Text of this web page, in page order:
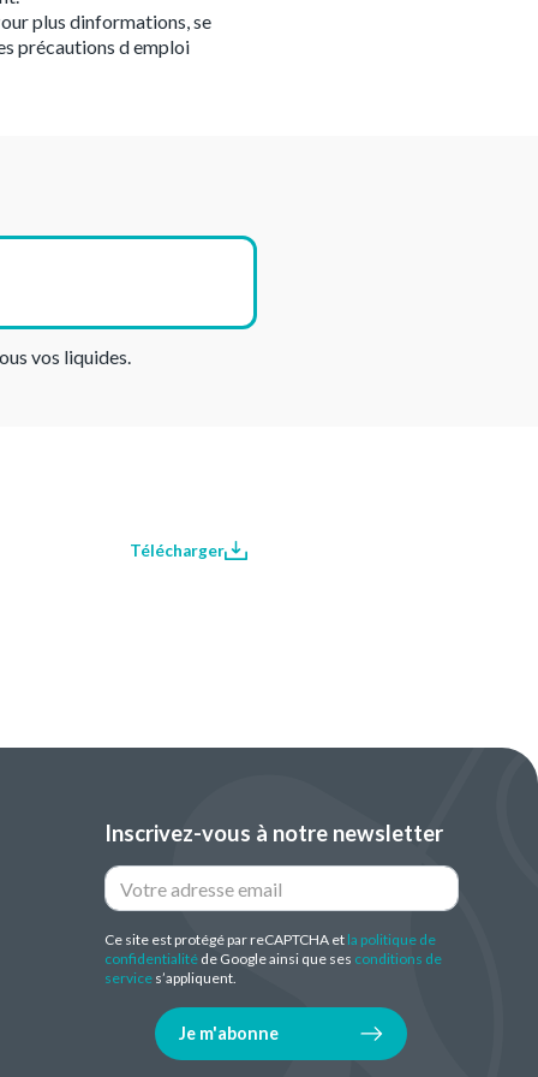
plus dinformations, se
précautions d emploi
vos liquides.
Télécharger
Inscrivez-vous à notre newsletter
Ce site est protégé par reCAPTCHA et la politique de
confidentialitéde Google ainsi que ses conditions de
services’appliquent.
Je m'abonne